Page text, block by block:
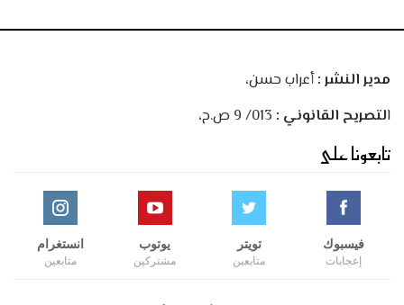
مدير النشر :أعراب حسن،
التصريح القانوني :
تابعونا على
فيسبوك
إعجابات
تويتر
متابعين
يوتوب
مشتركين
انستغرام
متابعين